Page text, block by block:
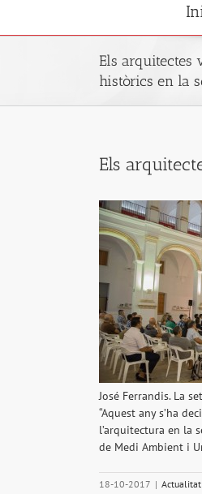
Els arquitectes
històrics en la
Els
José Ferrandis. La
“Aquest any s’ha
l’arquitectura en la
de Medi Ambient i
18-10-2017 | Actualitat